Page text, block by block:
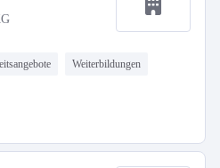
Weiterbildungen